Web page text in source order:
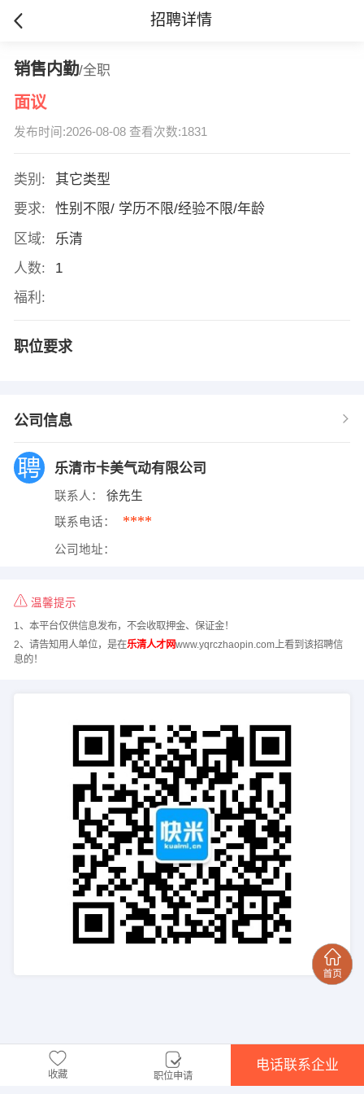
招聘详情
销售内勤/全职
面议
发布时间:2026-08-08 查看次数:1831
类别:
其它类型
要求:
性别不限/ 学历不限/经验不限/年龄
区域:
乐清
人数:
1
福利:
职位要求
公司信息
乐清市卡美气动有限公司
联系人： 徐先生
联系电话： ****
公司地址：
温馨提示
1、本平台仅供信息发布，不会收取押金、保证金！
2、请告知用人单位，是在乐清人才网www.yqrczhaopin.com上看到该招聘信
息的！
收藏 职位申请
电话联系企业